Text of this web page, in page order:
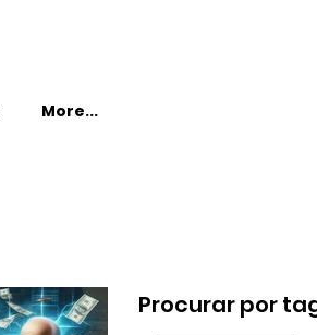
More...
Procurar por